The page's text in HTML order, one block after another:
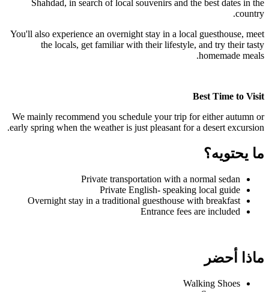
Shahdad, in search of local souvenirs and the best dates in the
country.
You'll also experience an overnight stay in a local guesthouse, meet
the locals, get familiar with their lifestyle, and try their tasty
homemade meals.
Best Time to Visit
We mainly recommend you schedule your trip for either autumn or
early spring when the weather is just pleasant for a desert excursion.
ما يحتويه؟
Private transportation with a normal sedan
Private English- speaking local guide
Overnight stay in a traditional guesthouse with breakfast
Entrance fees are included
ماذا أحضر
Walking Shoes